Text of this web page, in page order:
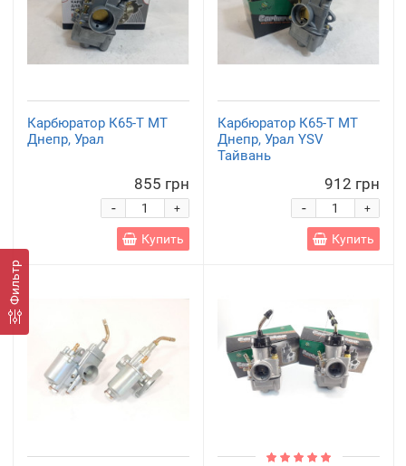
Фильтр
Карбюратор К65-Т МТ
Днепр, Урал
855 грн
+
-
Купить
Карбюратор К65-Т МТ
Днепр, Урал YSV
Тайвань
912 грн
+
-
Купить